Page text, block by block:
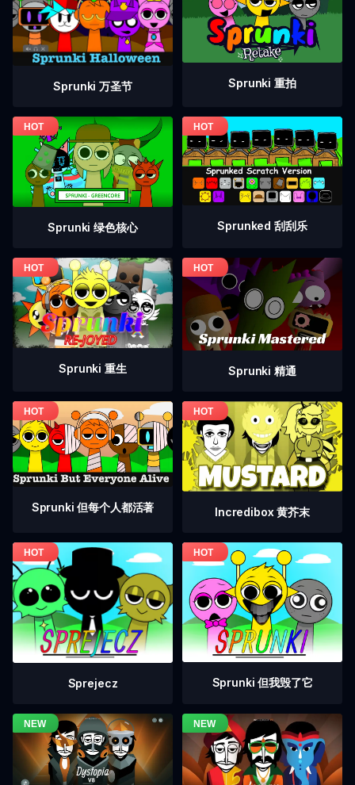
Sprunki 万圣节 Sprunki 重拍
Sprunki 绿色核心 Sprunked 刮刮乐
Sprunki 重生 Sprunki 精通
Sprunki 但每个人都活著 Incredibox 黄芥末
Sprejecz Sprunki 但我毁了它